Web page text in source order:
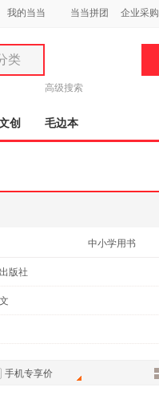
我的当当 当当拼团 企业采购
类
高级搜索
创 毛边本
中小学用书
版社
手机专享价